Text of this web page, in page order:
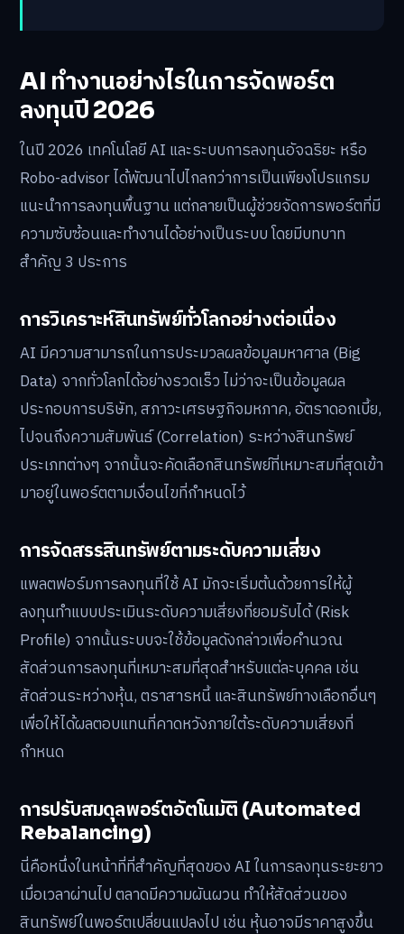
AI ทำงานอย่างไรในการจัดพอร์ต
ลงทุนปี 2026
ในปี 2026 เทคโนโลยี AI และระบบการลงทุนอัจฉริยะ หรือ
Robo-advisor ได้พัฒนาไปไกลกว่าการเป็นเพียงโปรแกรม
แนะนำการลงทุนพื้นฐาน แต่กลายเป็นผู้ช่วยจัดการพอร์ตที่มี
ความซับซ้อนและทำงานได้อย่างเป็นระบบ โดยมีบทบาท
สำคัญ 3 ประการ
การวิเคราะห์สินทรัพย์ทั่วโลกอย่างต่อเนื่อง
AI มีความสามารถในการประมวลผลข้อมูลมหาศาล (Big
Data) จากทั่วโลกได้อย่างรวดเร็ว ไม่ว่าจะเป็นข้อมูลผล
ประกอบการบริษัท, สภาวะเศรษฐกิจมหภาค, อัตราดอกเบี้ย,
ไปจนถึงความสัมพันธ์ (Correlation) ระหว่างสินทรัพย์
ประเภทต่างๆ จากนั้นจะคัดเลือกสินทรัพย์ที่เหมาะสมที่สุดเข้า
มาอยู่ในพอร์ตตามเงื่อนไขที่กำหนดไว้
การจัดสรรสินทรัพย์ตามระดับความเสี่ยง
แพลตฟอร์มการลงทุนที่ใช้ AI มักจะเริ่มต้นด้วยการให้ผู้
ลงทุนทำแบบประเมินระดับความเสี่ยงที่ยอมรับได้ (Risk
Profile) จากนั้นระบบจะใช้ข้อมูลดังกล่าวเพื่อคำนวณ
สัดส่วนการลงทุนที่เหมาะสมที่สุดสำหรับแต่ละบุคคล เช่น
สัดส่วนระหว่างหุ้น, ตราสารหนี้ และสินทรัพย์ทางเลือกอื่นๆ
เพื่อให้ได้ผลตอบแทนที่คาดหวังภายใต้ระดับความเสี่ยงที่
กำหนด
การปรับสมดุลพอร์ตอัตโนมัติ (Automated
Rebalancing)
นี่คือหนึ่งในหน้าที่ที่สำคัญที่สุดของ AI ในการลงทุนระยะยาว
เมื่อเวลาผ่านไป ตลาดมีความผันผวน ทำให้สัดส่วนของ
สินทรัพย์ในพอร์ตเปลี่ยนแปลงไป เช่น หุ้นอาจมีราคาสูงขึ้น